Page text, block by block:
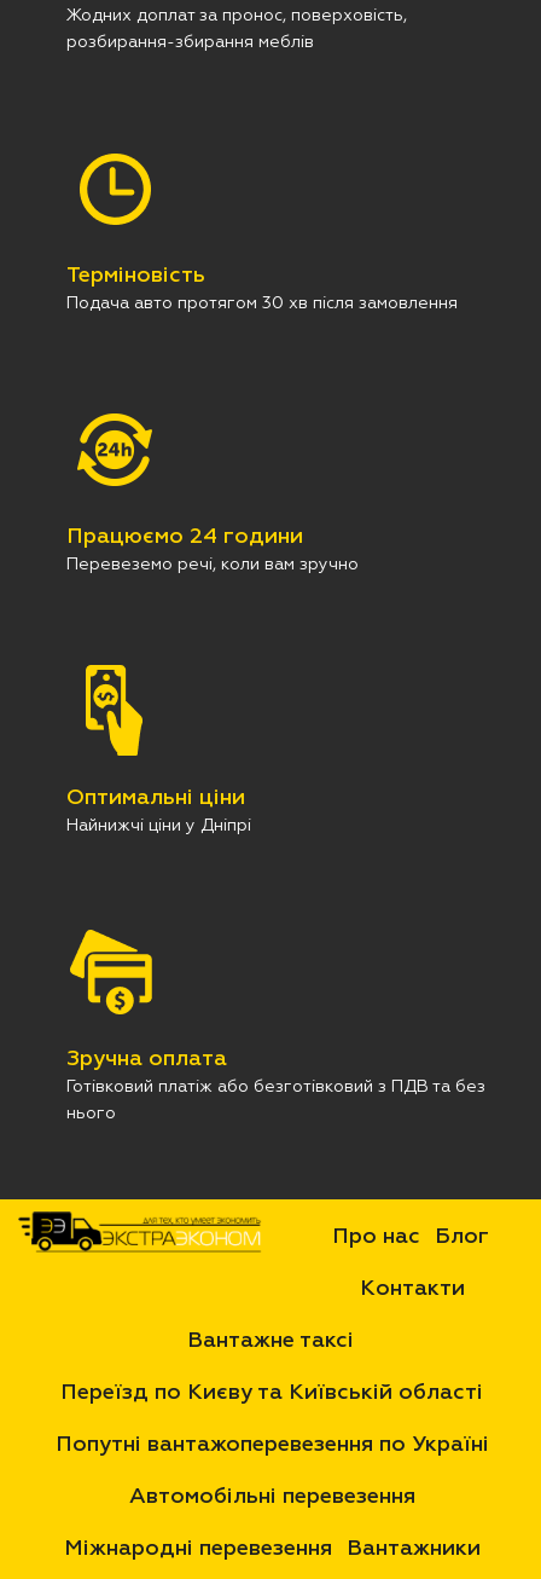
Жодних доплат за пронос, поверховість,
розбирання-збирання меблів
Терміновість
Подача авто протягом 30 хв після замовлення
Працюємо 24 години
Перевеземо речі, коли вам зручно
Оптимальні ціни
Найнижчі ціни у Дніпрі
Зручна оплата
Готівковий платіж або безготівковий з ПДВ та без
нього
Про нас Блог
Контакти
Вантажне таксі
Переїзд по Києву та Київській області
Попутні вантажоперевезення по Україні
Автомобільні перевезення
Міжнародні перевезення Вантажники